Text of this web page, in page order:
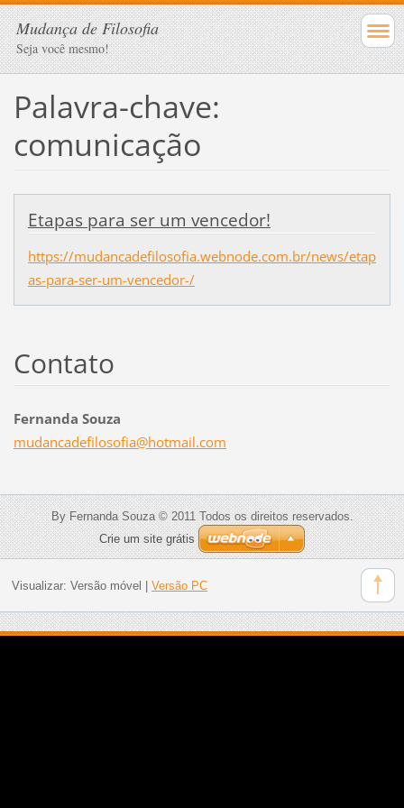
Mudança de Filosofia
Seja você mesmo!
Palavra-chave:
comunicação
Etapas para ser um vencedor!
https://mudancadefilosofia.webnode.com.br/news/etap
as-para-ser-um-vencedor-/
Contato
Fernanda Souza
mudancadefilosofia@hotmail.com
By Fernanda Souza © 2011 Todos os direitos reservados.
Crie um site grátis
Visualizar: Versão móvel Versão PC